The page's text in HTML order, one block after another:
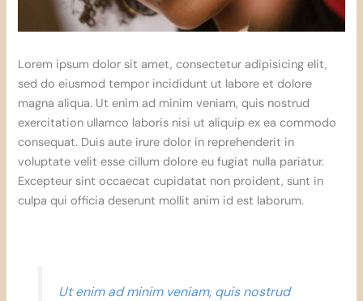
Lorem ipsum dolor sit amet, consectetur adipisicing elit,
sed do eiusmod tempor incididunt ut labore et dolore
magna aliqua. Ut enim ad minim veniam, quis nostrud
exercitation ullamco laboris nisi ut aliquip ex ea commodo
consequat. Duis aute irure dolor in reprehenderit in
voluptate velit esse cillum dolore eu fugiat nulla pariatur.
Excepteur sint occaecat cupidatat non proident, sunt in
culpa qui officia deserunt mollit anim id est laborum.
Ut enim ad minim veniam, quis nostrud